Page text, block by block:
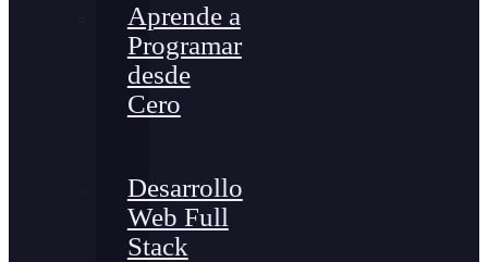
Aprende a
Programar
desde
Cero
Desarrollo
Web Full
Stack